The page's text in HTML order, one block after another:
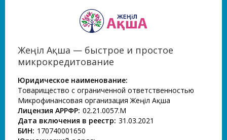
Жеңіл Ақша — быстрое и простое
микрокредитование
Юридическое наименование:
Товарищество с ограниченной ответственностью
Микрофинансовая организация Жеңіл Ақша
Лицензия АРРФР: 02.21.0057.М
Дата включения в реестр: 31.03.2021
БИН: 170740001650